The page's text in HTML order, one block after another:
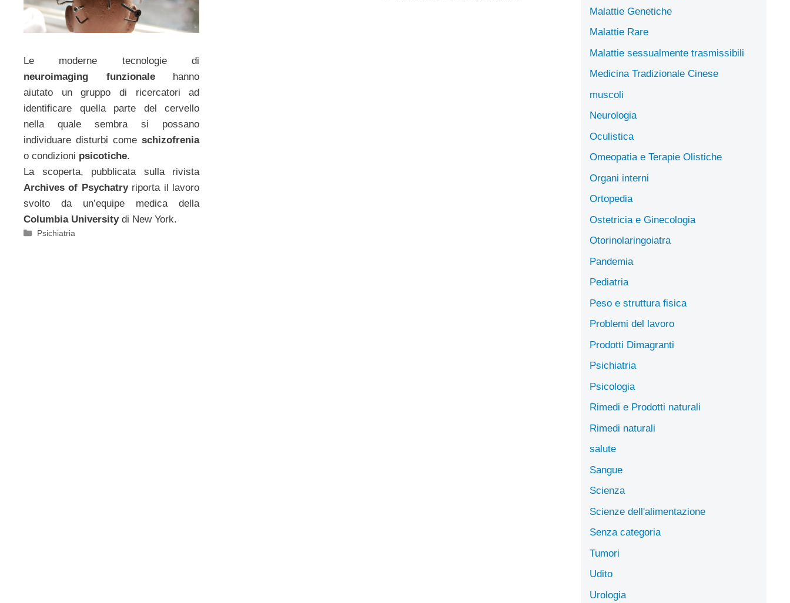
Le moderne tecnologie di
neuroimaging funzionalehanno
aiutato un gruppo di ricercatori ad
identificare quella parte del cervello
nella quale sembra si possano
individuare disturbi comeschizofrenia
o condizioni psicotiche.
La scoperta, pubblicata sulla rivista
Archives of Psychatryriporta il lavoro
svolto da un’equipe medica della
Columbia Universitydi New York.
Categorie
Psichiatria
Malattie Genetiche
Malattie Rare
Malattie sessualmente trasmissibili
Medicina Tradizionale Cinese
muscoli
Neurologia
Oculistica
Omeopatia e Terapie Olistiche
Organi interni
Ortopedia
Ostetricia e Ginecologia
Otorinolaringoiatra
Pandemia
Pediatria
Peso e struttura fisica
Problemi del lavoro
Prodotti Dimagranti
Psichiatria
Psicologia
Rimedi e Prodotti naturali
Rimedi naturali
salute
Sangue
Scienza
Scienze dell'alimentazione
Senza categoria
Tumori
Udito
Urologia